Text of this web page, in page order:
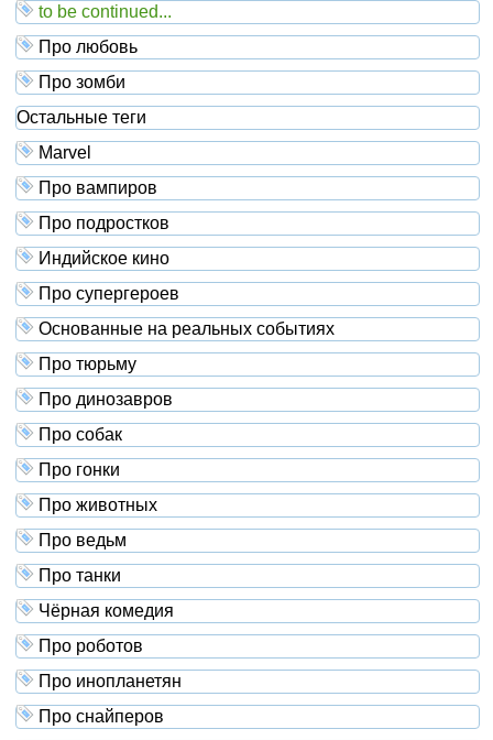
to be continued...
Про любовь
Про зомби
Остальные теги
Marvel
Про вампиров
Про подростков
Индийское кино
Про супергероев
Основанные на реальных событиях
Про тюрьму
Про динозавров
Про собак
Про гонки
Про животных
Про ведьм
Про танки
Чёрная комедия
Про роботов
Про инопланетян
Про снайперов